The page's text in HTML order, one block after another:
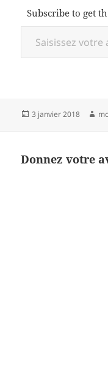
Subscribe to get
Saisissez votre adresse e-mail…
Publié
3 janvier 2018
Donnez votre